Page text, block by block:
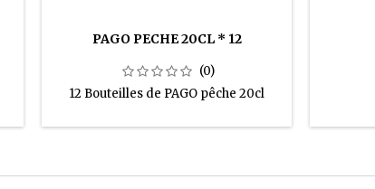
PAGO PECHE 20CL * 12
(0)
12 Bouteilles de PAGO pêche 20cl